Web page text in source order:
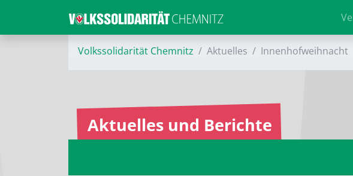
Volkssolidarität Chemnitz Aktuelles Innenhofweihnacht
Aktuelles und Berichte